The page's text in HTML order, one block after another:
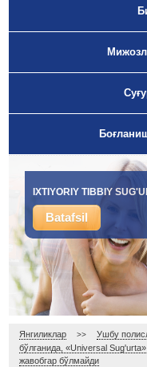
IXTIYORIY TIBBIY
Batafsil
Янгиликлар >>
Ушбу
бўлганида, «Universal
жавобгар бўлмайди